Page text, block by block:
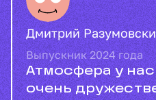
Атмосфера у
очень
Дмитрий
Выпускник 2024 года